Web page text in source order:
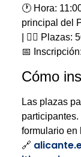
🕐 Hora:
principal del
| 🧍‍♂️ Plazas:
📅
Cómo
Las plazas
formulario en
🔗